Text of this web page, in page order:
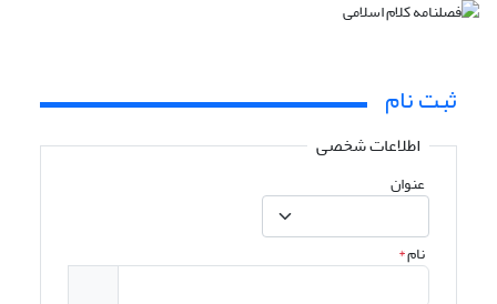
ثبت نام
اطلاعات شخصی
عنوان
نام*